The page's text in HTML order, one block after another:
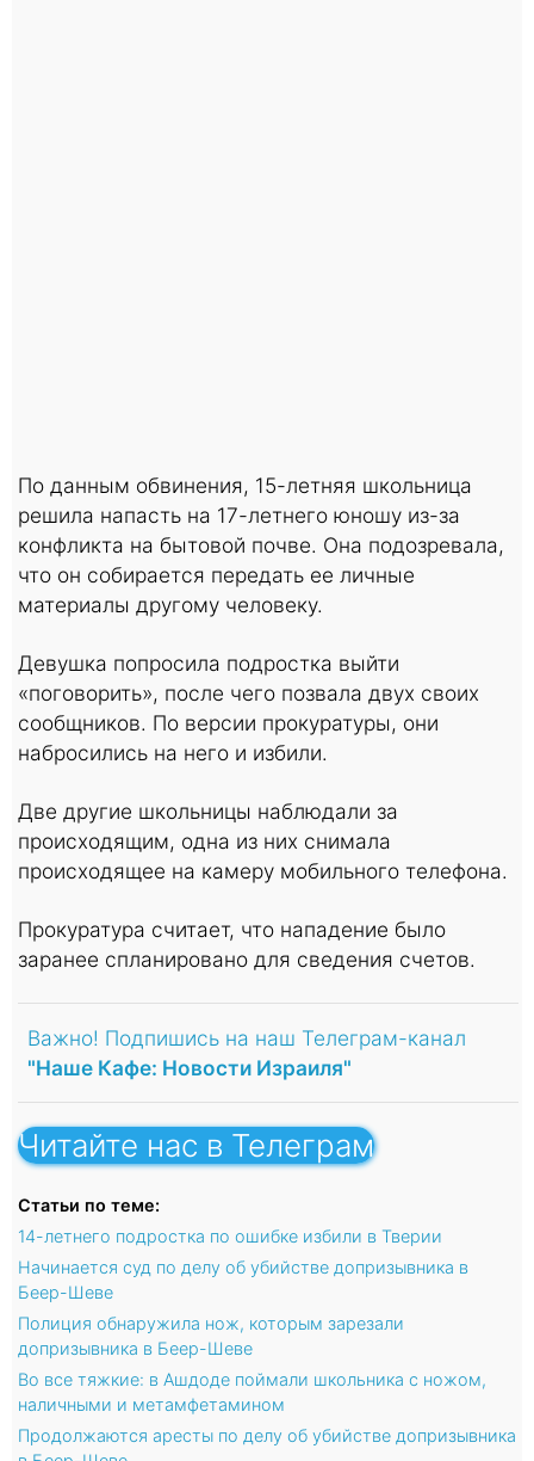
По данным обвинения, 15-летняя школьница
решила напасть на 17-летнего юношу из-за
конфликта на бытовой почве. Она подозревала,
что он собирается передать ее личные
материалы другому человеку.
Девушка попросила подростка выйти
«поговорить», после чего позвала двух своих
сообщников. По версии прокуратуры, они
набросились на него и избили.
Две другие школьницы наблюдали за
происходящим, одна из них снимала
происходящее на камеру мобильного телефона.
Прокуратура считает, что нападение было
заранее спланировано для сведения счетов.
Важно! Подпишись на наш Телеграм-канал
"Наше Кафе: Новости Израиля"
Читайте нас в Телеграм
Статьи по теме:
14-летнего подростка по ошибке избили в Тверии
Начинается суд по делу об убийстве допризывника в
Беер-Шеве
Полиция обнаружила нож, которым зарезали
допризывника в Беер-Шеве
Во все тяжкие: в Ашдоде поймали школьника с ножом,
наличными и метамфетамином
Продолжаются аресты по делу об убийстве допризывника